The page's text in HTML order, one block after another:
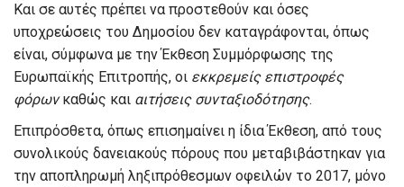
Και σε αυτές πρέπει να προστεθούν και όσες
υποχρεώσεις του Δημοσίου δεν καταγράφονται, όπως
είναι, σύμφωνα με την Έκθεση Συμμόρφωσης της
Ευρωπαϊκής Επιτροπής, οι εκκρεμείς επιστροφές
φόρωνκαθώς και αιτήσεις συνταξιοδότησης.
Επιπρόσθετα, όπως επισημαίνει η ίδια Έκθεση, από τους
συνολικούς δανειακούς πόρους που μεταβιβάστηκαν για
την αποπληρωμή ληξιπρόθεσμων οφειλών το 2017, μόνο